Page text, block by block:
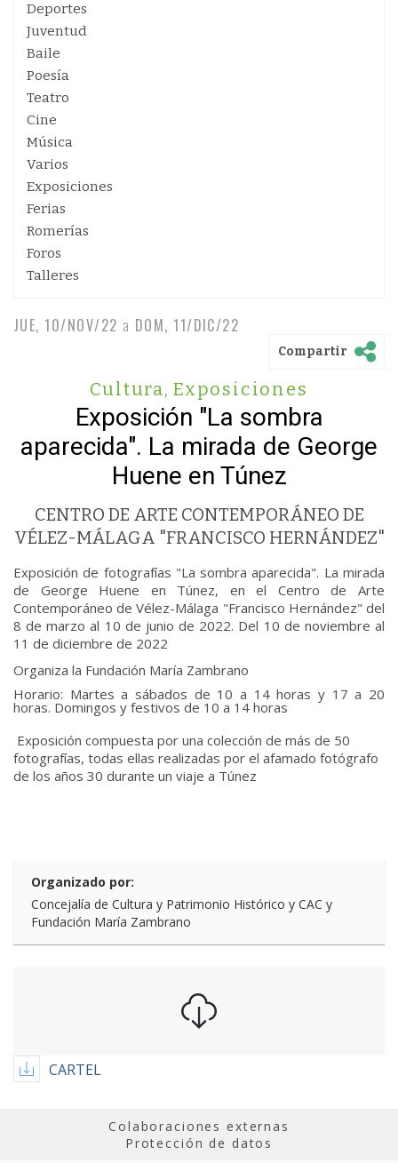
Deportes
Juventud
Baile
Poesía
Teatro
Cine
Música
Varios
Exposiciones
Ferias
Romerías
Foros
Talleres
JUE, 10/NOV/22 a DOM, 11/DIC/22
Compartir
Cultura, Exposiciones
Exposición "La sombra
aparecida". La mirada de George
Huene en Túnez
CENTRO DE ARTE CONTEMPORÁNEO DE
VÉLEZ-MÁLAGA "FRANCISCO HERNÁNDEZ"
Exposición de fotografías "La sombra aparecida". La mirada
de George Huene en Túnez, en el Centro de Arte
Contemporáneo de Vélez-Málaga "Francisco Hernández" del
8 de marzo al 10 de junio de 2022. Del 10 de noviembre al
11 de diciembre de 2022
Organiza la Fundación María Zambrano
Horario: Martes a sábados de 10 a 14 horas y 17 a 20
horas. Domingos y festivos de 10 a 14 horas
Exposición compuesta por una colección de más de 50
fotografías, todas ellas realizadas por el afamado fotógrafo
de los años 30 durante un viaje a Túnez
Organizado por:
Concejalía de Cultura y Patrimonio Histórico y CAC y
Fundación María Zambrano
CARTEL
Colaboraciones externas
Protección de datos